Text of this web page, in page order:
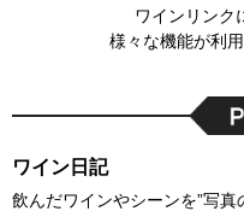
ワインリンク
様々な機能が利
ワイン日記
飲んだワインやシーンを”写真